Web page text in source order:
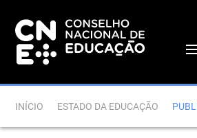
INÍCIO ESTADO DA EDUCAÇÃO